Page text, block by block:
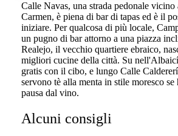
Calle Navas, una strada pedonale vicino
Carmen, è piena di bar di tapas ed è il
iniziare. Per qualcosa di più locale,
un pugno di bar attorno a una piazza
Realejo, il vecchio quartiere ebraico,
migliori cucine della città. Su
gratis con il cibo, e lungo Calle
servono tè alla menta in stile moresco
pausa dal vino.
Alcuni consigli